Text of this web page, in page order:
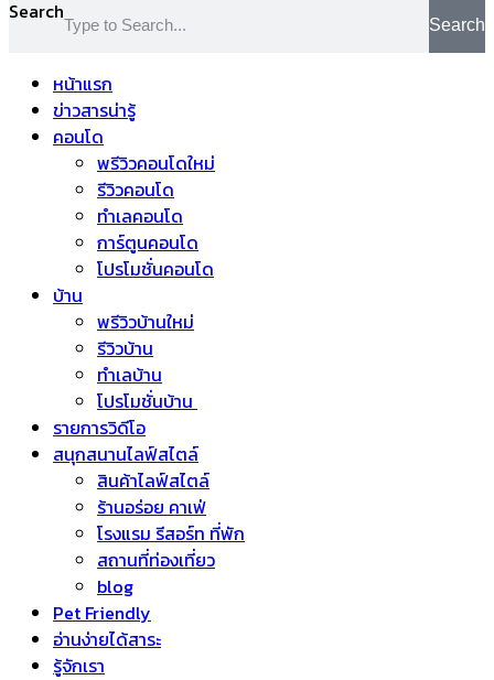
Search
Search
หน้าแรก
ข่าวสารน่ารู้
คอนโด
พรีวิวคอนโดใหม่
รีวิวคอนโด
ทำเลคอนโด
การ์ตูนคอนโด
โปรโมชั่นคอนโด
บ้าน
พรีวิวบ้านใหม่
รีวิวบ้าน
ทำเลบ้าน
โปรโมชั่นบ้าน
รายการวิดีโอ
สนุกสนานไลฟ์สไตล์
สินค้าไลฟ์สไตล์
ร้านอร่อย คาเฟ่
โรงแรม รีสอร์ท ที่พัก
สถานที่ท่องเที่ยว
blog
Pet Friendly
อ่านง่ายได้สาระ
รู้จักเรา